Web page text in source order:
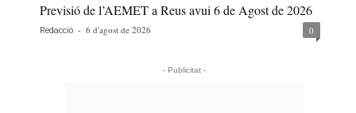
Previsió de l’AEMET a Reus avui 6 de Agost de 2026
Redacció - 6 d'agost de 2026 0
- Publicitat -